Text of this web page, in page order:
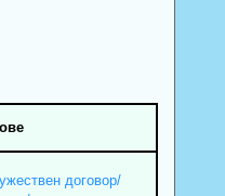
договор/